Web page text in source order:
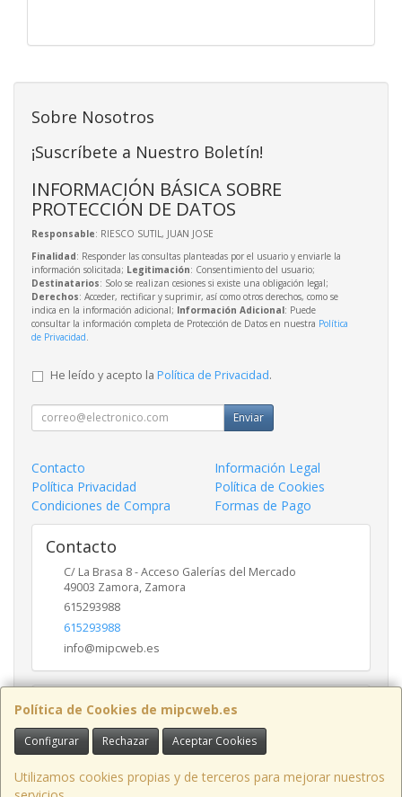
Política de Cookies de mipcweb.es
Configurar Rechazar Aceptar Cookies
Utilizamos cookies propias y de terceros para mejorar nuestros
Sobre Nosotros
¡Suscríbete a Nuestro Boletín!
INFORMACIÓN BÁSICA SOBRE
PROTECCIÓN DE DATOS
Responsable: RIESCO SUTIL, JUAN JOSE
Finalidad: Responder las consultas planteadas por el usuario y enviarle la
información solicitada; Legitimación: Consentimiento del usuario;
Destinatarios: Solo se realizan cesiones si existe una obligación legal;
Derechos: Acceder, rectificar y suprimir, así como otros derechos, como se
indica en la información adicional; Información Adicional: Puede
consultar la información completa de Protección de Datos en nuestra Política
de Privacidad
He leído y acepto la Política de Privacidad.
Enviar
Contacto
Información Legal
Política Privacidad
Política de Cookies
Condiciones de Compra
Formas de Pago
Contacto
C/ La Brasa 8 - Acceso Galerías del Mercado
49003 Zamora, Zamora
615293988
615293988
info@mipcweb.es
Horario
-